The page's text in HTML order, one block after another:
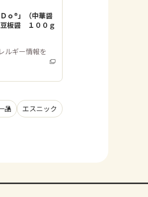
ｏ®」（中華醤
板醤 １００ｇ
ルギー情報を
品
エスニック